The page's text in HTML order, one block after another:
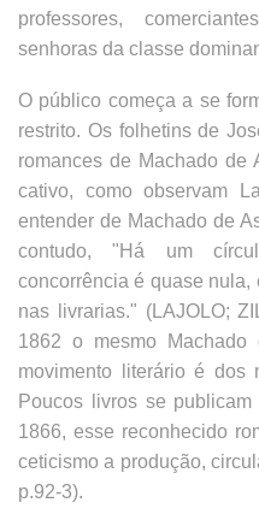
professores,
senhoras da classe
O público começa a se
restrito. Os folhetins de
romances de Machado de
cativo, como observam
entender de Machado de
contudo, "Há um
concorrência é quase nula,
nas livrarias." (LAJOLO;
1862 o mesmo
movimento literário é dos
Poucos livros se
1866, esse reconhecido
ceticismo a produção,
p.92-3).